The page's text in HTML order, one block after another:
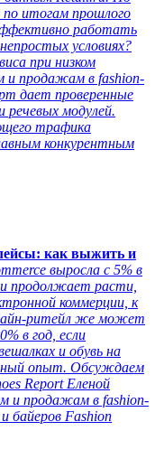
итогам прошлого
работать
условиях?
при низком
и продажам в fashion-
дает проверенные
модулей.
трафика
конкурентным
как выжить и
выросла с 5% в
и продолжает расти,
коммерции, к
ритейл же может
в год, если
и обувь на
опыт. Обсуждаем
Report Еленой
и продажам в fashion-
байеров Fashion